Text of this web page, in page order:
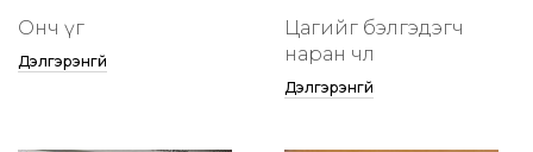
Онч үг
Дэлгэрэнгүй
Цагийг бэлгэдэгч
наран чөлөө
Дэлгэрэнгүй